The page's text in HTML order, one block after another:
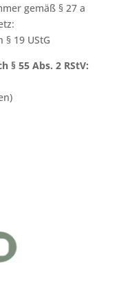
gemäß § 27 a
19 UStG
§ 55 Abs. 2 RStV: